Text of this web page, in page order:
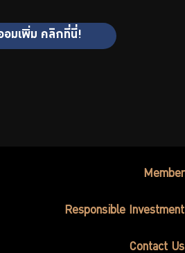
อมเพิ่ม คลิกที่นี่!
Member
Responsible Investment
Contact Us